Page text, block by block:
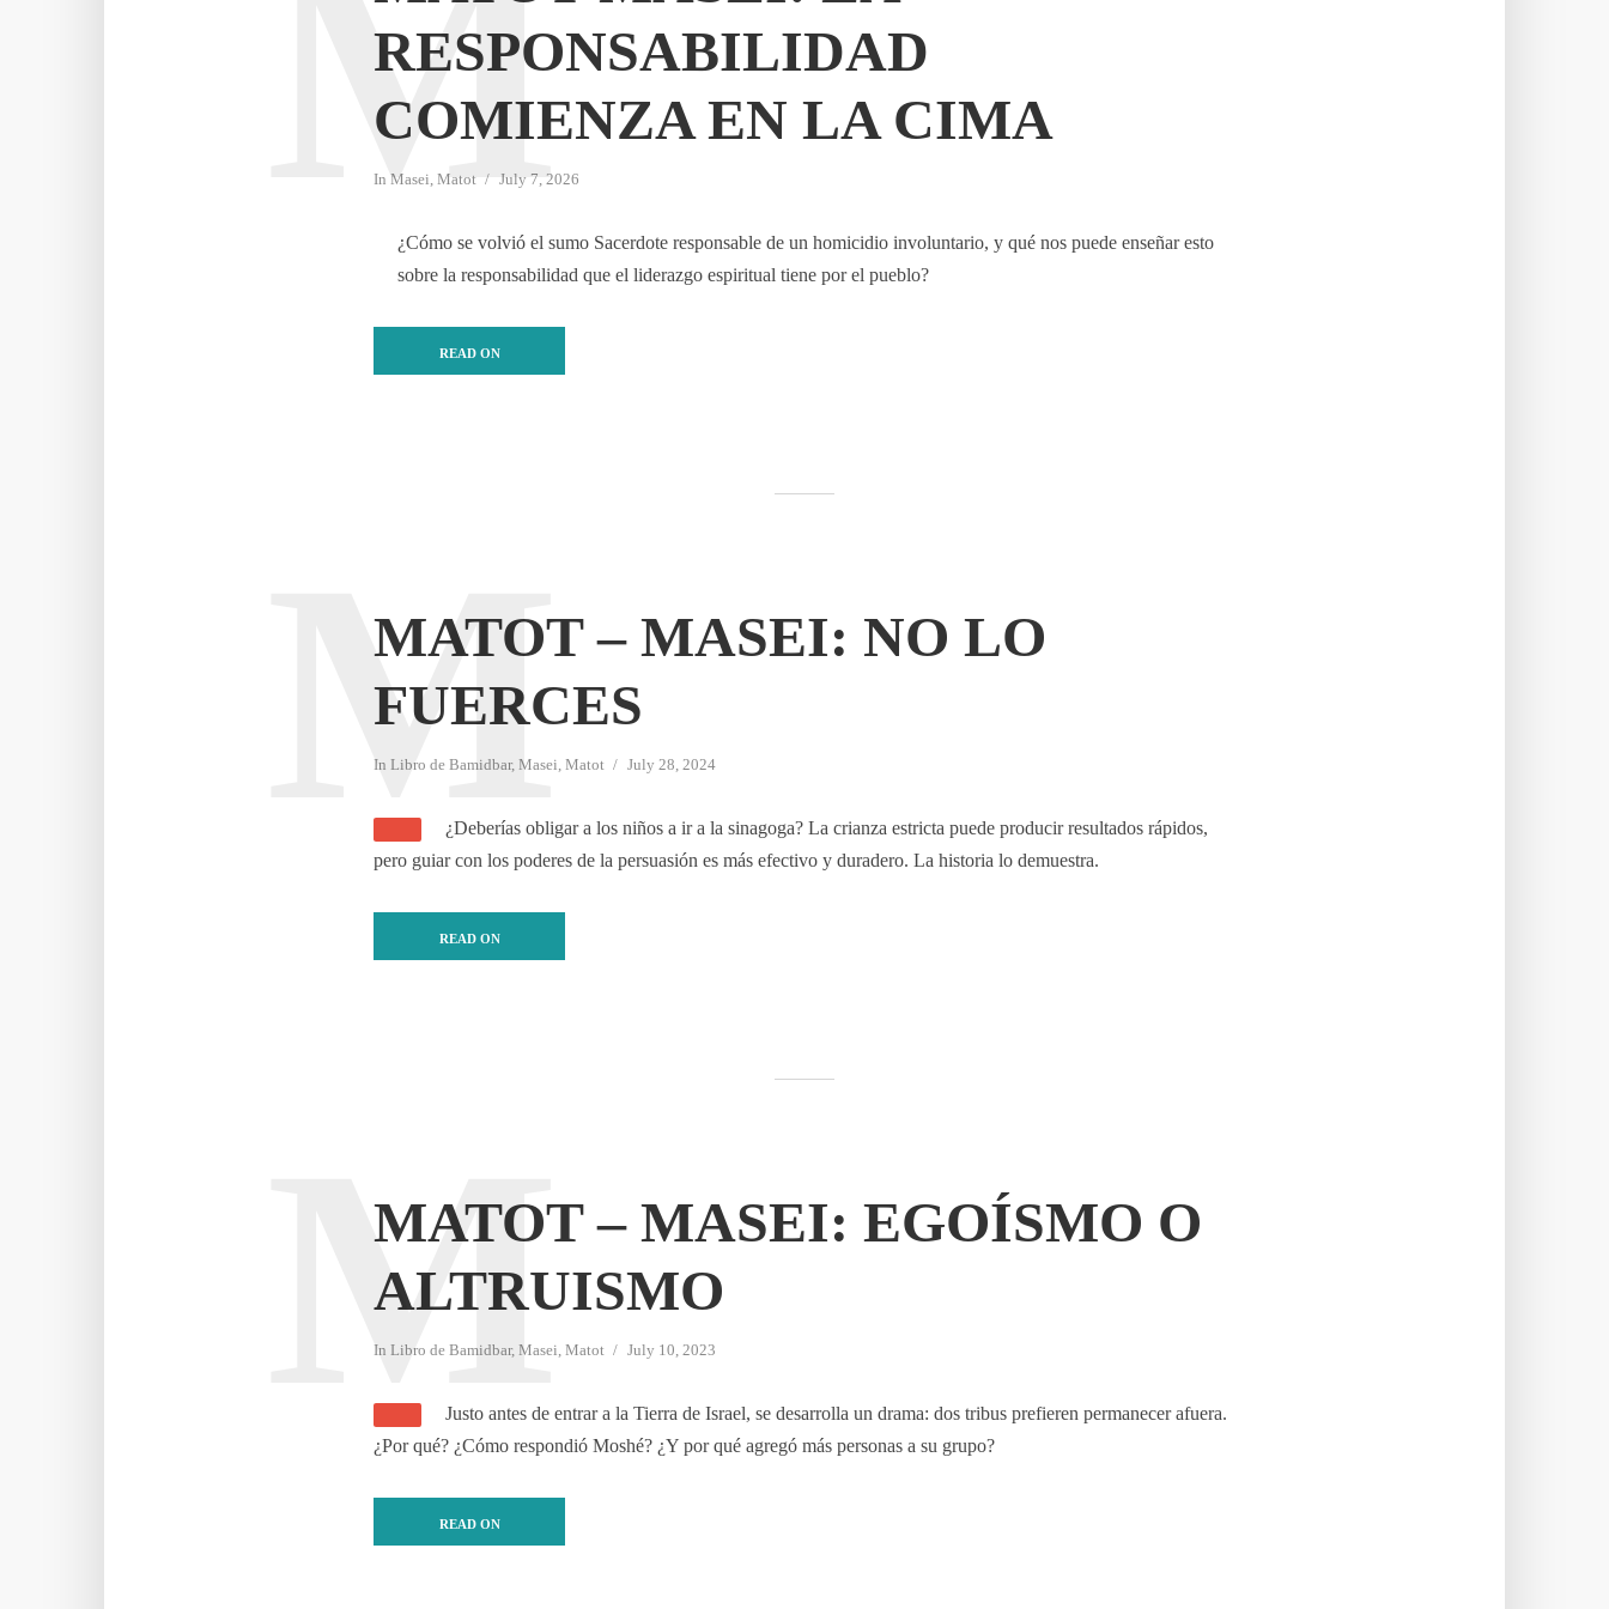
RESPONSABILIDAD
COMIENZA EN LA CIMA
In Masei, Matot July 7, 2026
M
¿Cómo se volvió el sumo Sacerdote responsable de un homicidio involuntario, y qué nos puede enseñar esto
sobre la responsabilidad que el liderazgo espiritual tiene por el pueblo?
READ ON
MATOT – MASEI: NO LO
FUERCES
In Libro de Bamidbar, Masei, Matot July 28, 2024
M
¿Deberías obligar a los niños a ir a la sinagoga? La crianza estricta puede producir resultados rápidos,
pero guiar con los poderes de la persuasión es más efectivo y duradero. La historia lo demuestra.
READ ON
MATOT – MASEI: EGOÍSMO O
ALTRUISMO
In Libro de Bamidbar, Masei, Matot July 10, 2023
M
Justo antes de entrar a la Tierra de Israel, se desarrolla un drama: dos tribus prefieren permanecer afuera.
¿Por qué? ¿Cómo respondió Moshé? ¿Y por qué agregó más personas a su grupo?
READ ON